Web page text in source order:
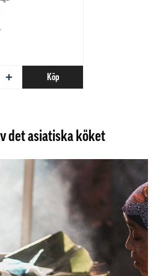
+ Köp
det asiatiska köket